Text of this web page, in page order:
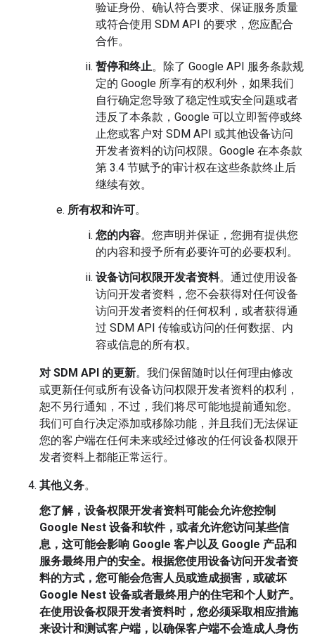
验证身份、确认符合要求、保证服务质量
或符合使用 SDM API 的要求，您应配合
合作。
暂停和终止。除了 Google API 服务条款规
定的 Google 所享有的权利外，如果我们
自行确定您导致了稳定性或安全问题或者
违反了本条款，Google 可以立即暂停或终
止您或客户对 SDM API 或其他设备访问
开发者资料的访问权限。Google 在本条款
第 3.4 节赋予的审计权在这些条款终止后
继续有效。
所有权和许可。
您的内容。您声明并保证，您拥有提供您
的内容和授予所有必要许可的必要权利。
设备访问权限开发者资料。通过使用设备
访问开发者资料，您不会获得对任何设备
访问开发者资料的任何权利，或者获得通
过 SDM API 传输或访问的任何数据、内
容或信息的所有权。
对 SDM API 的更新。我们保留随时以任何理由修改
或更新任何或所有设备访问权限开发者资料的权利，
恕不另行通知，不过，我们将尽可能地提前通知您。
我们可自行决定添加或移除功能，并且我们无法保证
您的客户端在任何未来或经过修改的任何设备权限开
发者资料上都能正常运行。
其他义务。
您了解，设备权限开发者资料可能会允许您控制
Google Nest 设备和软件，或者允许您访问某些信
息，这可能会影响 Google 客户以及 Google 产品和
服务最终用户的安全。根据您使用设备访问开发者资
料的方式，您可能会危害人员或造成损害，或破坏
Google Nest 设备或者最终用户的住宅和个人财产。
在使用设备权限开发者资料时，您必须采取相应措施
来设计和测试客户端，以确保客户端不会造成人身伤